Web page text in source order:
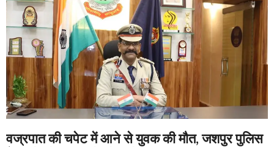
वज्रपात की चपेट में आने से युवक की मौत, जशपुर पुलिस